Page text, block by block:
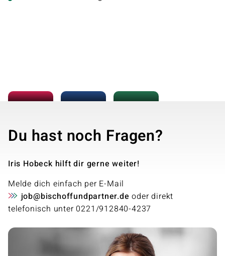
Du hast noch Fragen?
Iris Hobeck hilft dir gerne weiter!
Melde dich einfach per E-Mail
job@bischoffundpartner.de oder direkt
telefonisch unter 0221/912840-4237